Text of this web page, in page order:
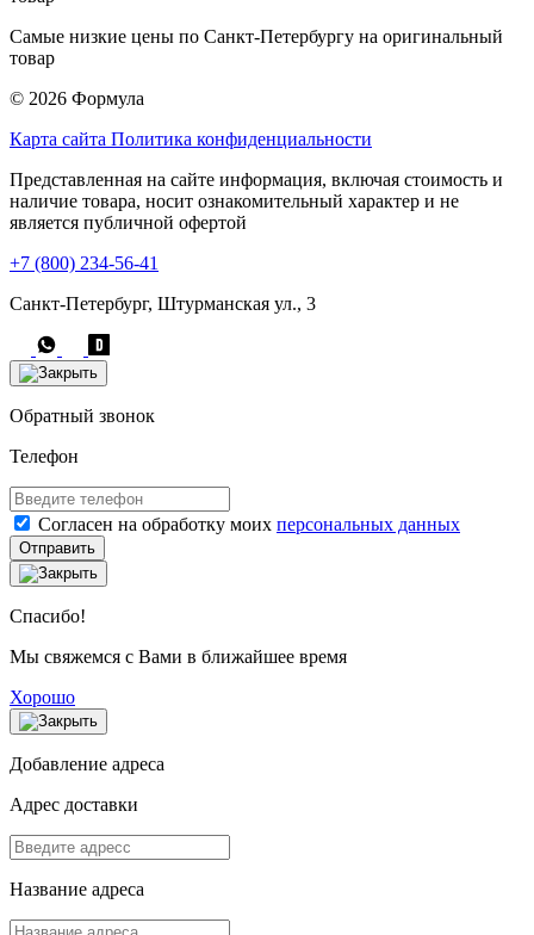
Самые низкие цены по Санкт-Петербургу на оригинальный
товар
© 2026 Формула
Карта сайта Политика конфиденциальности
Представленная на сайте информация, включая стоимость и
наличие товара, носит ознакомительный характер и не
является публичной офертой
+7 (800) 234-56-41
Санкт-Петербург, Штурманская ул., 3
Обратный звонок
Телефон
Согласен на обработку моих персональных данных
Отправить
Спасибо!
Мы свяжемся с Вами в ближайшее время
Хорошо
Добавление адреса
Адрес доставки
Название адреса